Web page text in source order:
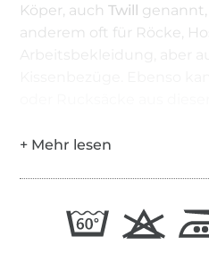
Köper, auchTwill
anderem oft für Röcke,